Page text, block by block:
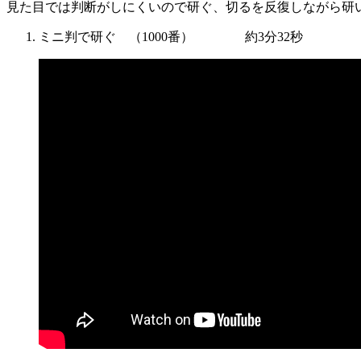
見た目では判断がしにくいので研ぐ、切るを反復しながら研
ミニ判で研ぐ （1000番） 約3分32秒